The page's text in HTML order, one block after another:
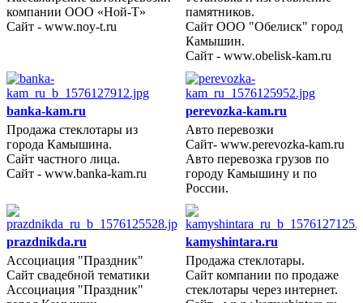
компании ООО «Ной-Т»
Сайт - www.noy-t.ru
2010 год
памятников.
Сайт ООО "Обелиск" город
Камышин.
Сайт - www.obelisk-kam.ru
banka-kam.ru
Продажа стеклотары из
города Камышина.
Сайт частного лица.
Сайт - www.banka-kam.ru
2009 год
perevozka-kam.ru
Авто перевозки
Сайт- www.perevozka-kam.ru
Авто перевозка грузов по
городу Камышину и по
России.
prazdnikda.ru
Асcоциация "Праздник"
Сайт свадебной тематики
Асcоциация "Праздник"
2009 год
kamyshintara.ru
Продажа стеклотары.
Сайт компании по продаже
стеклотары через интернет.